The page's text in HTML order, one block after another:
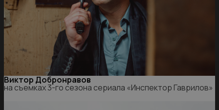
Виктор Добронравов
на съемках 3-го сезона сериала «Инспектор Гаврилов»